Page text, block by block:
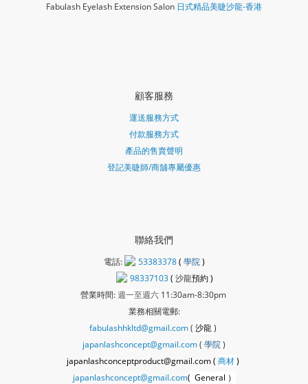
Fabulash Eyelash Extension Salon 日式精品美睫沙龍-香港
顧客服務
運送服務方式
付款服務方式
產品的售賣聲明
登記美睫師/商舖專屬優惠
聯絡我們
電話: 53383378( 學院)
98337103( 沙龍預約 )
營業時間:週一至週六11:30am-8:30pm
業務相關電郵:
fabulashhkltd@gmail.com( 沙龍)
japanlashconcept@gmail.com( 學院)
japanlashconceptproduct@gmail.com ( 商材)
japanlashconcept@gmail.com( General ）